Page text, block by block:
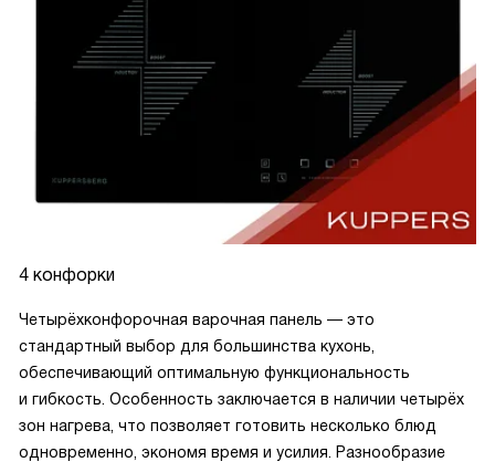
4 конфорки
Четырёхконфорочная варочная панель — это
стандартный выбор для большинства кухонь,
обеспечивающий оптимальную функциональность
и гибкость. Особенность заключается в наличии четырёх
зон нагрева, что позволяет готовить несколько блюд
одновременно, экономя время и усилия. Разнообразие